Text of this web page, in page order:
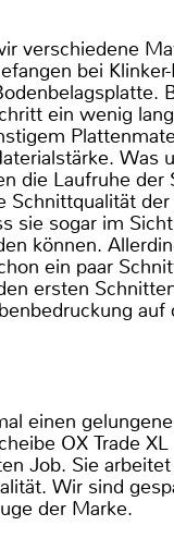
verschiedene
bei
ein wenig
Was
die Laufruhe der
Schnittqualität
sie sogar im
können.
ein paar
ersten
auf
einen
OX Trade
Job. Sie
Wir sind
der Marke.